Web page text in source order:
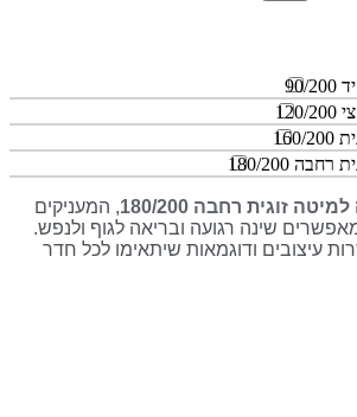
180/200
זוגית רחבה 180/200
, המעניקים
שינה רגועה ובריאה לגוף ולנפש.
עיצובים ודוגמאות שיתאימו לכל חדר